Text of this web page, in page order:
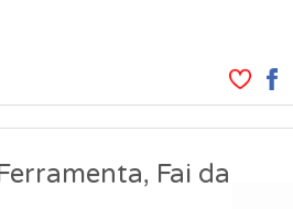
Fai da